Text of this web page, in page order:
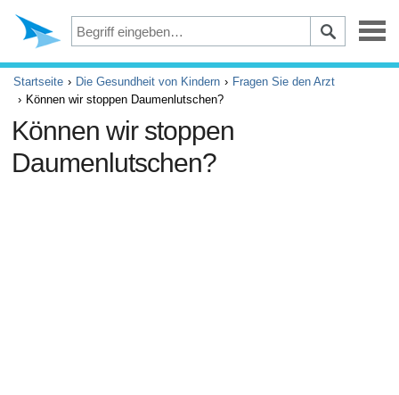
Depression
Augen
Unfälle und Erste Hilfe
Startseite Die Gesundheit von Kindern
Fragen Sie den Arzt
Können wir stoppen Daumenlutschen?
Können wir stoppen
Daumenlutschen?